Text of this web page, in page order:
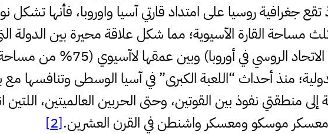
جغرافية روسيا على امتداد قارتي آسيا واوروبا، فأنها تشكل
مساحة القارة الآسيوية؛ مما شكل علاقة محيرة بين الدولة
ما نسبته 25% من الاتحاد
منذ أحداث “اللعبة الكبرى” في آسيا الوسطى وتنافسها
إلى منطقتي نفوذ بين القوتين، وحتى الحربين العالميتين،
معسكر موسكو ومعسكر واشنطن في القرن العشرين.[2]